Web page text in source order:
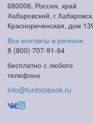
680006, Россия, край
Хабаровский, г
Краснореченская, дом
Все контакты в регионе
8 (800) 707-91-64
бесплатно с любого
телефона
info@funfotobook.ru